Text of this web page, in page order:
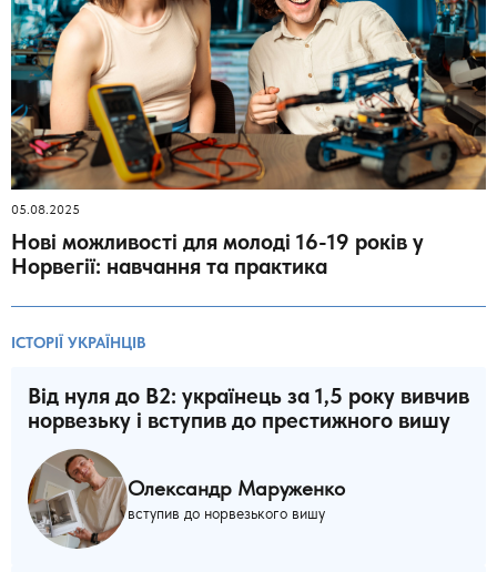
05.08.2025
Нові можливості для молоді 16-19 років у
Норвегії: навчання та практика
ІСТОРІЇ УКРАЇНЦІВ
Від нуля до B2: українець за 1,5 року вивчив
норвезьку і вступив до престижного вишу
Олександр Маруженко
вступив до норвезького вишу